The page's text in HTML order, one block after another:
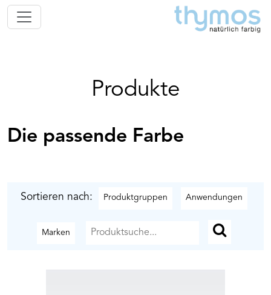
Produkte
Die passende Farbe
Sortieren nach: Produktgruppen Anwendungen
Marken